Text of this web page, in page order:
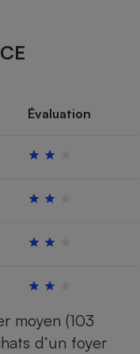
Évaluation
moyen (103
d’un foyer